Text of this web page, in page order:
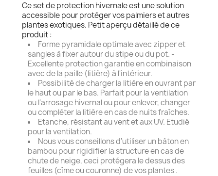
Ce set de protection hivernale est une solution
accessible pour protéger vos palmiers et autres
plantes exotiques. Petit aperçu détaillé de ce
produit :
Forme pyramidale optimale avec zipper et
sangles à fixer autour du stipe ou du pot. -
Excellente protection garantie en combinaison
avec de la paille (litière) à l'intérieur.
Possibilité de charger la litière en ouvrant par
le haut ou par le bas. Parfait pour la ventilation
ou l'arrosage hivernal ou pour enlever, changer
ou compléter la litière en cas de nuits fraîches.
Etanche, résistant au vent et aux UV. Etudié
pour la ventilation.
Nous vous conseillons d'utiliser un bâton en
bambou pour rigidifier la structure en cas de
chute de neige, ceci protégera le dessus des
feuilles (cîme ou couronne) de vos plantes .